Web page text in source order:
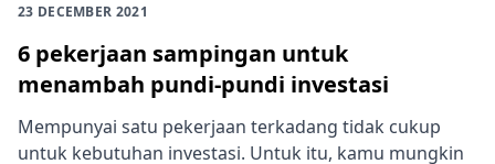
23 DECEMBER 2021
6 pekerjaan sampingan untuk
menambah pundi-pundi investasi
Mempunyai satu pekerjaan terkadang tidak cukup
untuk kebutuhan investasi. Untuk itu, kamu mungkin